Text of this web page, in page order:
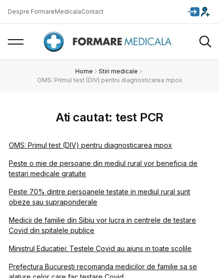
Despre FormareMedicalaContact
Home
Stiri medicale
OMS: Primul test (DIV) pentru diagnosticarea mpox
Ati cautat: test PCR
OMS: Primul test (DIV) pentru diagnosticarea mpox
Peste o mie de persoane din mediul rural vor beneficia de
testari medicale gratuite
Peste 70% dintre persoanele testate in mediul rural sunt
obeze sau supraponderale
Medicii de familie din Sibiu vor lucra in centrele de testare
Covid din spitalele publice
Ministrul Educatiei: Testele Covid au ajuns in toate scolile
Prefectura Bucuresti recomanda medicilor de familie sa se